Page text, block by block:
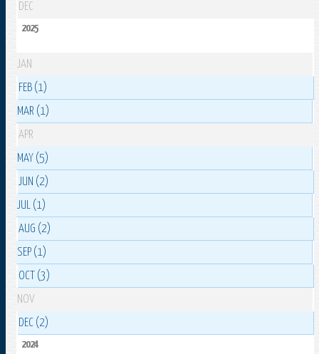
DEC
2025
JAN
FEB (1)
MAR (1)
APR
MAY (5)
JUN (2)
JUL (1)
AUG (2)
SEP (1)
OCT (3)
NOV
DEC (2)
2024